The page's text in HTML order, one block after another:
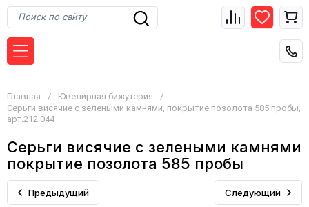
Главная / Ювелирная бижутерия
/
Серьги висячие с зелеными камнями, покрытие позолота 585 пробы,
арт.212.044
Серьги висячие с зелеными камнями
покрытие позолота 585 пробы
Предыдущий Следующий